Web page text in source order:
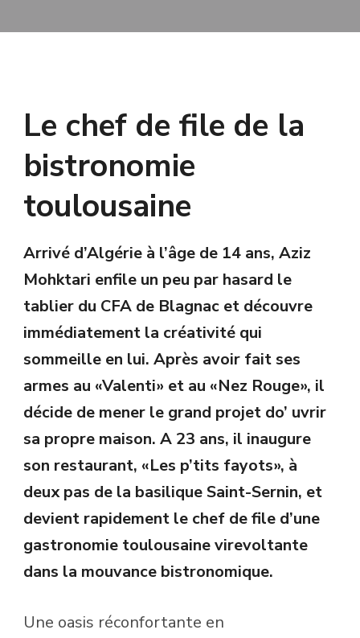
Le chef de file de la
bistronomie
toulousaine
Arrivé d’Algérie à l’âge de 14 ans, Aziz
Mohktari enfile un peu par hasard le
tablier du CFA de Blagnac et découvre
immédiatement la créativité qui
sommeille en lui. Après avoir fait ses
armes au «Valenti» et au «Nez Rouge», il
décide de mener le grand projet do’ uvrir
sa propre maison. A 23 ans, il inaugure
son restaurant, «Les p’tits fayots», à
deux pas de la basilique Saint-Sernin, et
devient rapidement le chef de file d’une
gastronomie toulousaine virevoltante
dans la mouvance bistronomique.
Une oasis réconfortante en